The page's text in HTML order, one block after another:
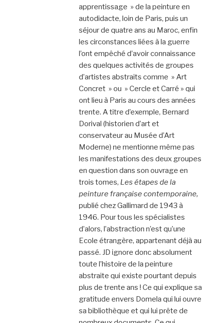
apprentissage » de la peinture en
autodidacte, loin de Paris, puis un
séjour de quatre ans au Maroc, enfin
les circonstances liées à la guerre
l’ont empêché d’avoir connaissance
des quelques activités de groupes
d’artistes abstraits comme » Art
Concret » ou » Cercle et Carré » qui
ont lieu à Paris au cours des années
trente. A titre d’exemple, Bernard
Dorival (historien d’art et
conservateur au Musée d’Art
Moderne) ne mentionne même pas
les manifestations des deux groupes
en question dans son ouvrage en
trois tomes, Les étapes de la
peinture française contemporaine,
publié chez Gallimard de 1943 à
1946. Pour tous les spécialistes
d’alors, l’abstraction n’est qu’une
Ecole étrangère, appartenant déjà au
passé. JD ignore donc absolument
toute l’histoire de la peinture
abstraite qui existe pourtant depuis
plus de trente ans ! Ce qui explique sa
gratitude envers Domela qui lui ouvre
sa bibliothèque et qui lui prête de